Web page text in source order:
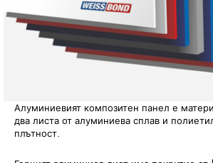
Алуминиевият композитен панел е
два листа от алуминиева сплав и
плътност.